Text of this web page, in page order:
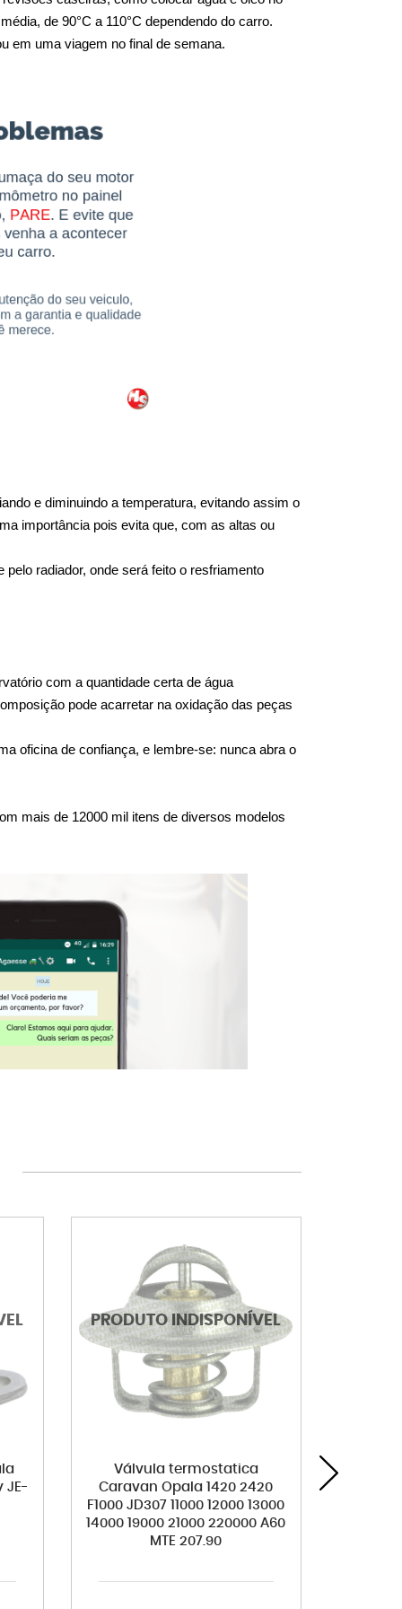
de 90°C a 110°C dependendo do carro.
em uma viagem no final de semana.
e diminuindo a temperatura, evitando assim o
importância pois evita que, com as altas ou
radiador, onde será feito o resfriamento
com a quantidade certa de água
pode acarretar na oxidação das peças
oficina de confiança, e lembre-se: nunca abra o
mais de 12000 mil itens de diversos modelos
JE-
Válvula termostatica
Caravan Opala 1420 2420
F1000 JD307 11000 12000 13000
14000 19000 21000 220000 A60
MTE 207.90